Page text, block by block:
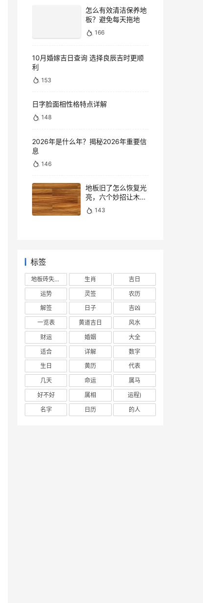
怎么有效清洁保养地
板？避免每天拖地
166
10月婚嫁吉日查询 选择良辰吉时更顺
利
153
日字脸面相性格特点详解
148
2026年是什么年？揭秘2026年重要信
息
146
地板旧了怎么恢复光
亮，六个妙招让木地
板焕然一新
143
标签
地板砖失去光泽 生肖
吉日
运势
灵签
农历
解签
日子
吉凶
一览表
黄道吉日
风水
财运
婚姻
大全
适合
详解
数字
生日
黄历
代表
几天
命运
属马
好不好
属相
运程)
名字
日历 的人